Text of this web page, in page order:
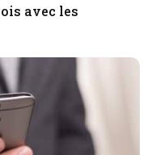
avec les